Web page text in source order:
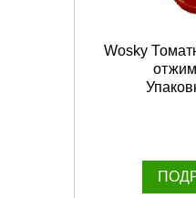
Wosky